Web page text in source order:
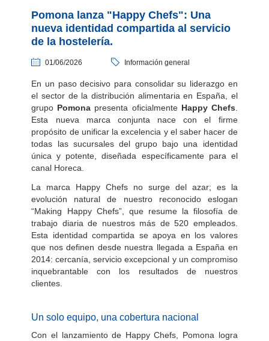
Pomona lanza "Happy Chefs": Una
nueva identidad compartida al servicio
de la hostelería.
01/06/2026 Información general
En un paso decisivo para consolidar su liderazgo en
el sector de la distribución alimentaria en España, el
grupo Pomona presenta oficialmente Happy Chefs
Esta nueva marca conjunta nace con el firme
propósito de unificar la excelencia y el saber hacer de
todas las sucursales del grupo bajo una identidad
única y potente, diseñada específicamente para el
canal Horeca.
La marca Happy Chefs no surge del azar; es la
evolución natural de nuestro reconocido eslogan
“Making Happy Chefs”, que resume la filosofía de
trabajo diaria de nuestros más de 520 empleados.
Esta identidad compartida se apoya en los valores
que nos definen desde nuestra llegada a España en
2014: cercanía, servicio excepcional y un compromiso
inquebrantable con los resultados de nuestros
clientes.
Un solo equipo, una cobertura nacional
Con el lanzamiento de Happy Chefs, Pomona logra